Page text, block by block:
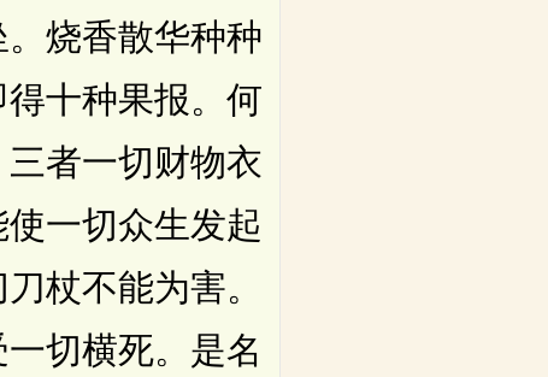
烧香散华种种
十种果报。何
者一切财物衣
一切众生发起
杖不能为害。
切横死。是名